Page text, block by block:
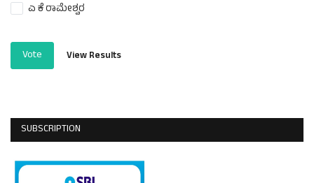
ಎ ಕೆ ರಾಮೇಶ್ವರ
Vote View Results
SUBSCRIPTION